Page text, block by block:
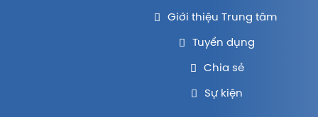
Giới thiệu Trung tâm
Tuyển dụng
Chia sẻ
Sự kiện